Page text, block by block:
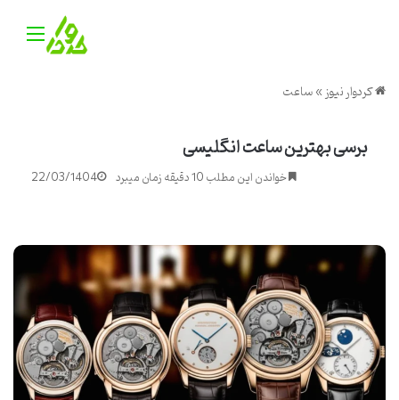
کردوار نیوز»ساعت
برسی بهترین ساعت انگلیسی
22/03/1404 خواندن این مطلب 10 دقیقه زمان میبرد